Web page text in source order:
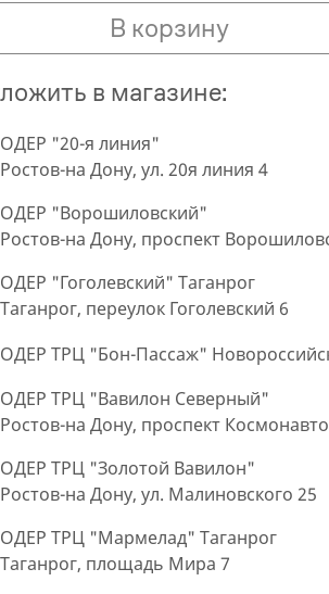
В корзину
в магазине:
"20-я линия"
Ростов-на Дону, ул. 20я линия 4
"Ворошиловский"
Ростов-на Дону, проспект
"Гоголевский" Таганрог
переулок Гоголевский 6
ТРЦ "Бон-Пассаж"
ТРЦ "Вавилон Северный"
Ростов-на Дону, проспект
ТРЦ "Золотой Вавилон"
Ростов-на Дону, ул. Малиновского 25
ТРЦ "Мармелад" Таганрог
Таганрог, площадь Мира 7